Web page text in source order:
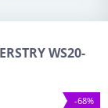
WS20-
-68%